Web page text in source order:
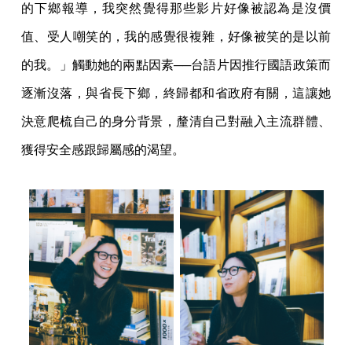
的下鄉報導，我突然覺得那些影片好像被認為是沒價
值、受人嘲笑的，我的感覺很複雜，好像被笑的是以前
的我。」觸動她的兩點因素──台語片因推行國語政策而
逐漸沒落，與省長下鄉，終歸都和省政府有關，這讓她
決意爬梳自己的身分背景，釐清自己對融入主流群體、
獲得安全感跟歸屬感的渴望。